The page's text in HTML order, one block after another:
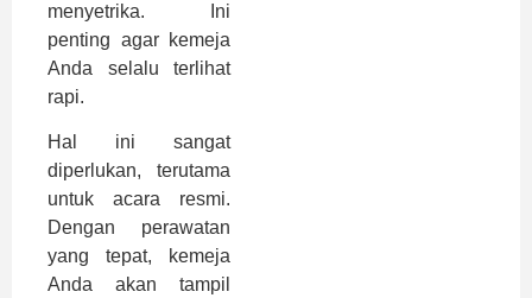
menyetrika. Ini
penting agar kemeja
Anda selalu terlihat
rapi.
Hal ini sangat
diperlukan, terutama
untuk acara resmi.
Dengan perawatan
yang tepat, kemeja
Anda akan tampil